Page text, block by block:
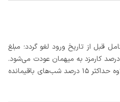
که رزرو، حداقل 3 روز کامل قبل از تاریخ ورود لغو گردد؛ مبلغ
پس از کسر حداکثر 15 درصد کارمزد به میهمان عودت می‌شود.
در غیر اینصورت اجاره شب اول بعلاوه حداکثر 15 درصد شب‌های باقیمانده